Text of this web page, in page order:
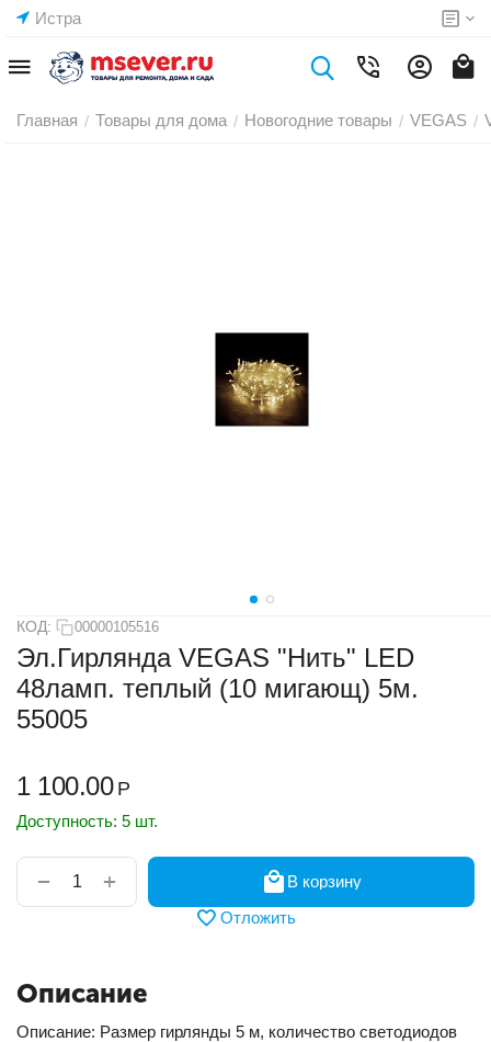
Истра
Главная / Товары для дома / Новогодние товары / VEGAS /
КОД: 00000105516
Эл.Гирлянда VEGAS "Нить" LED
48ламп. теплый (10 мигающ) 5м.
55005
1 100.00 Р
Доступность: 5 шт.
+
−
В корзину
Отложить
Описание
Описание: Размер гирлянды 5 м, количество светодиодов